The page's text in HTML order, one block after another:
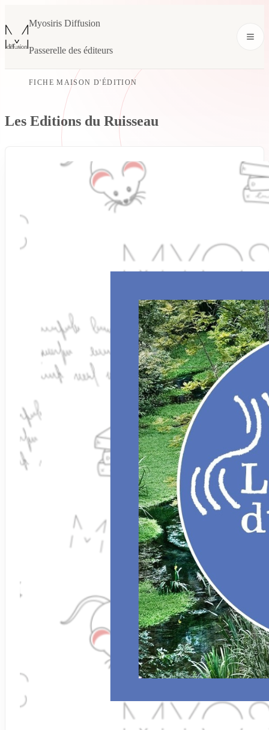
Myosiris Diffusion
Passerelle des éditeurs
FICHE MAISON D'ÉDITION
Les Editions du Ruisseau